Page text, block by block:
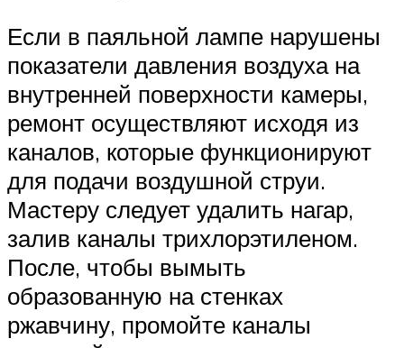
Если в паяльной лампе нарушены
показатели давления воздуха на
внутренней поверхности камеры,
ремонт осуществляют исходя из
каналов, которые функционируют
для подачи воздушной струи.
Мастеру следует удалить нагар,
залив каналы трихлорэтиленом.
После, чтобы вымыть
образованную на стенках
ржавчину, промойте каналы